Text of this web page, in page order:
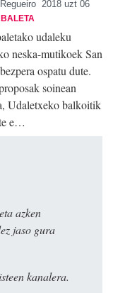
2018 uzt 06
udaleku
neska-mutikoek San
ospatu dute.
soinean
Udaletxeko balkoitik
e…
azken
jaso gura
kanalera.